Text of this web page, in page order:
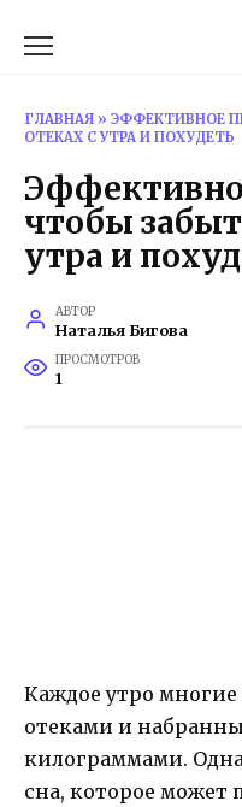
ГЛАВНАЯ » ЭФФЕКТИВНОЕ
ОТЕКАХ С УТРА И ПОХУДЕТЬ
чтобы
утра и
АВТОР
Наталья Бигова
ПРОСМОТРОВ
1
Каждое утро
отеками и
килограммами.
сна, которое может